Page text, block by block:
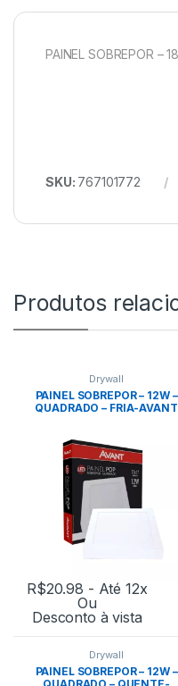
PAINEL SOBREPOR –
SKU: 767101772
Produtos
Drywall
PAINEL SOBREPOR – 12W –
QUADRADO – FRIA-AVANT
R$20.98 - Até 12x
Ou
Desconto à vista
Drywall
PAINEL SOBREPOR – 12W –